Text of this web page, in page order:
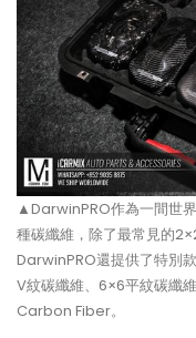
▲DarwinPRO作為一間世
種碳纖維，除了最常見的
DarwinPRO還提供了特別
V紋碳纖維、6×6平紋碳纖
Carbon Fiber。
【打造一部更簡潔有
Type-R FL5?!】
【電車買鈴有什麼要注
能力好重要!!】